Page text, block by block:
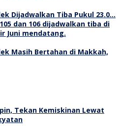
Dijadwalkan Tiba Pukul 23.0…
Masih Bertahan di Makkah,